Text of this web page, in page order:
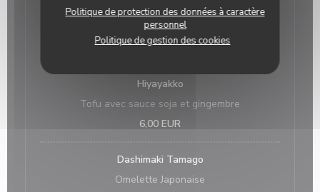
Politique de protection des données à caractère
personnel
Politique de gestion des cookies
Salade d'oignon avec poisson séché
6,00 EUR
Hiyayakko
Tofu avec sauce soja et gingembre
6,00 EUR
Dashimaki Tamago
Omelette Japonaise